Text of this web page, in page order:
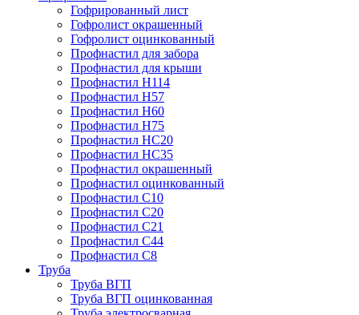
Гофрированный лист
Гофролист окрашенный
Гофролист оцинкованный
Профнастил для забора
Профнастил для крыши
Профнастил Н114
Профнастил Н57
Профнастил Н60
Профнастил Н75
Профнастил НС20
Профнастил НС35
Профнастил окрашенный
Профнастил оцинкованный
Профнастил С10
Профнастил С20
Профнастил С21
Профнастил С44
Профнастил С8
Труба
Труба ВГП
Труба ВГП оцинкованная